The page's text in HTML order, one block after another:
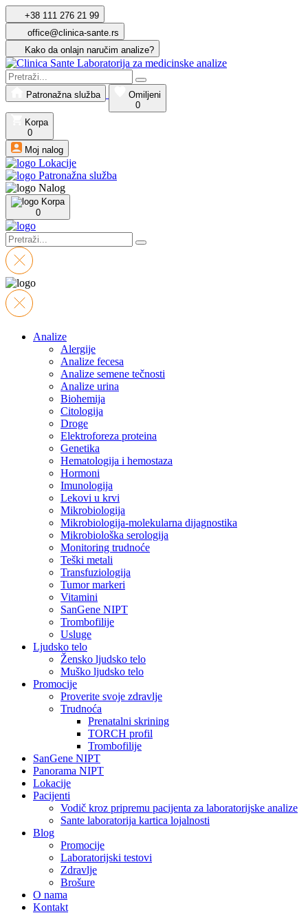
+38 111 276 21 99
office@clinica-sante.rs
Kako da onlajn naručim analize?
Patronažna služba
Omiljeni
0
Korpa
0
Moj nalog
Lokacije
Patronažna služba
Nalog
Korpa
0
Analize
Alergije
Analize fecesa
Analize semene tečnosti
Analize urina
Biohemija
Citologija
Droge
Elektroforeza proteina
Genetika
Hematologija i hemostaza
Hormoni
Imunologija
Lekovi u krvi
Mikrobiologija
Mikrobiologija-molekularna dijagnostika
Mikrobiološka serologija
Monitoring trudnoće
Teški metali
Transfuziologija
Tumor markeri
Vitamini
SanGene NIPT
Trombofilije
Usluge
Ljudsko telo
Žensko ljudsko telo
Muško ljudsko telo
Promocije
Proverite svoje zdravlje
Trudnoća
Prenatalni skrining
TORCH profil
Trombofilije
SanGene NIPT
Panorama NIPT
Lokacije
Pacijenti
Vodič kroz pripremu pacijenta za laboratorijske analize
Sante laboratorija kartica lojalnosti
Blog
Promocije
Laboratorijski testovi
Zdravlje
Brošure
O nama
Kontakt